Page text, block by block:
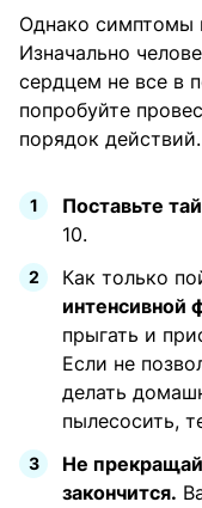
Однако симптомы
Изначально
сердцем не все в
попробуйте
порядок действий.
Поставьте
10.
Как только
интенсивной
прыгать и
Если не
делать
пылесосить,
Не
закончится.